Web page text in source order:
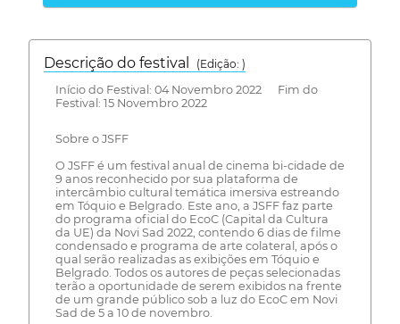
Descrição do festival
(Edição: )
Início do Festival: 04 Novembro 2022 Fim do
Festival: 15 Novembro 2022
Sobre o JSFF
O JSFF é um festival anual de cinema bi-cidade de
9 anos reconhecido por sua plataforma de
intercâmbio cultural temática imersiva estreando
em Tóquio e Belgrado. Este ano, a JSFF faz parte
do programa oficial do EcoC (Capital da Cultura
da UE) da Novi Sad 2022, contendo 6 dias de filme
condensado e programa de arte colateral, após o
qual serão realizadas as exibições em Tóquio e
Belgrado. Todos os autores de peças selecionadas
terão a oportunidade de serem exibidos na frente
de um grande público sob a luz do EcoC em Novi
Sad de 5 a 10 de novembro.